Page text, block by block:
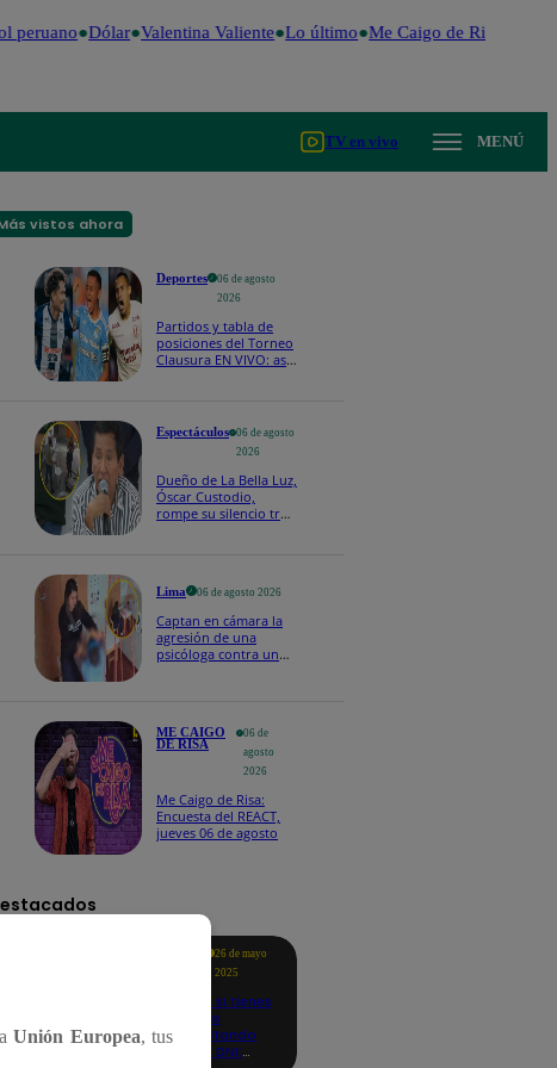
peruano Dólar Valentina Valiente Lo último Me Caigo de Risa
TV en vivo MENÚ
vistos ahora
Deportes
06 de agosto
2026
Partidos y tabla de
posiciones del Torneo
Clausura EN VIVO: así
Espectáculos
06 de agosto
2026
Dueño de La Bella Luz,
Óscar Custodio,
rompe su silencio tras
Lima 06 de agosto 2026
Captan en cámara la
agresión de una
psicóloga contra un
ME CAIGO
DE RISA
06 de
agosto
2026
Me Caigo de Risa:
Encuesta del REACT,
jueves 06 de agosto
26 de mayo
2025
Revisa si tienes
deudas
consultando
con tu DNI:
Unión Europea, tus